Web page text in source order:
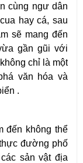
cùng ngư dân
hay cá, sau
sẽ mang đến
gần gũi với
chỉ là một
văn hóa và
.
đến không thể
đường phố
sản vật địa